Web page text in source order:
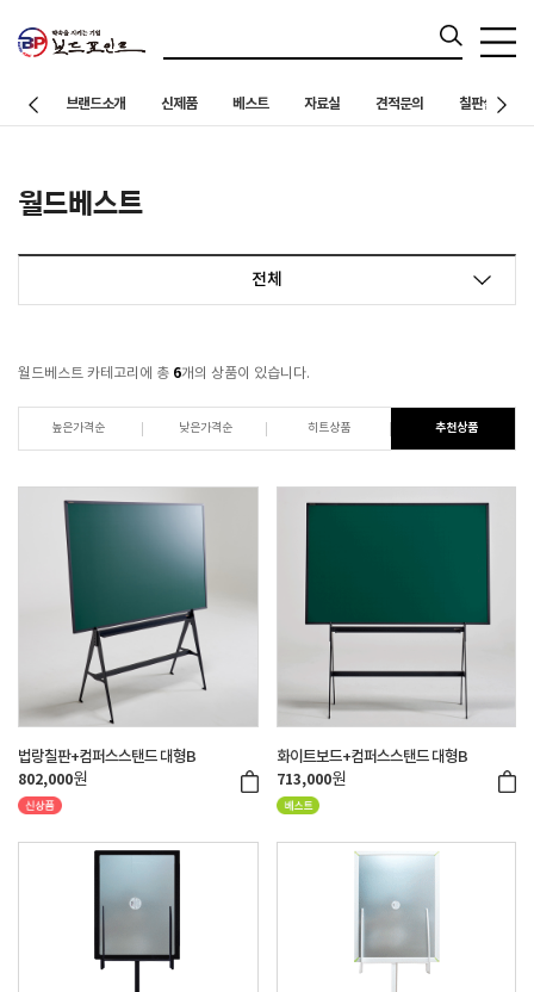
브랜드소개 신제품 베스트 자료실 견적문의 칠판설치 사례
월드베스트
전체
월드베스트 카테고리에 총 6개의 상품이 있습니다.
높은가격순 낮은가격순 히트상품 추천상품
법랑칠판+컴퍼스스탠드 대형B
802,000원
화이트보드+컴퍼스스탠드 대형B
713,000원